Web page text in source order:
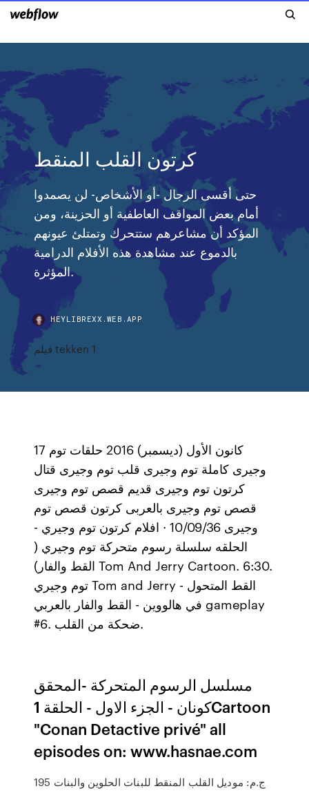
كرتون القلب المنقط
حتى أقسى الرجال -أو الأشخاص- لن يصمدوا
أمام بعض المواقف العاطفية أو الحزينة، ومن
المؤكد أن مشاعرهم ستتحرك وتمتلئ عيونهم
بالدموع عند مشاهدة هذه الأفلام الدرامية
المؤثرة.
HEYLIBREXX.WEB.APP
فيلم tekken 1
17 كانون الأول (ديسمبر) 2016 حلقات توم
وجيرى كاملة توم وجيرى قلب توم وجيرى قتال
كرتون توم وجيرى قديم قصص توم وجيرى
قصص توم وجيرى بالعربى كرتون قصص توم
وجيرى 10/09/36 · افلام كرتون توم وجيري -
الحلقه سلسلة رسوم متحركة توم وجيري (
القط والفار) Tom And Jerry Cartoon. 6:30.
توم وجيري Tom and Jerry - القط المتحول
في هالووين - القط والفار بالعربي gameplay
#6. ضحكة من القلب.
مسلسل الرسوم المتحركة -المحقق
كونان - الجزء الاول - الحلقة 1Cartoon
"Conan Detactive privé" all
episodes on: www.hasnae.com
195 ج.م: موديل القلب المنقط للبنات الحلوين والبنات